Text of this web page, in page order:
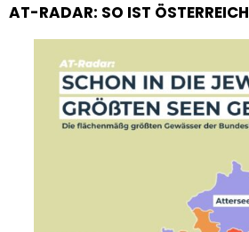
AT-RADAR: SO IST ÖSTERREICH